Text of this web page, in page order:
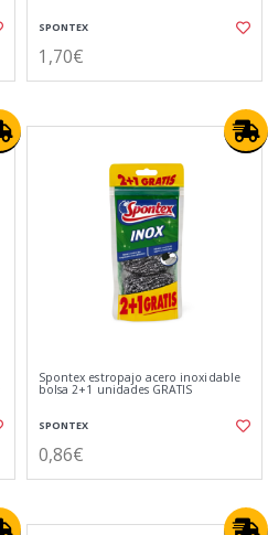
SPONTEX
1,70€
Spontex estropajo acero inoxidable
bolsa 2+1 unidades GRATIS
SPONTEX
0,86€